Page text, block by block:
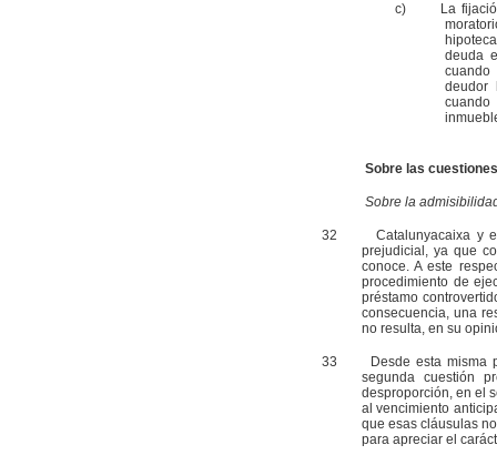
c) La fijación de
deuda
cuando
deudor
cuando
Sobre las
Sobre la
32 Catalunyacaixa y el
prejudicial, ya que
conoce. A este
procedimiento de
préstamo
consecuencia, una
no resulta, en su
33 Desde esta misma
segunda cuestión
desproporción, en el
al vencimiento
que esas cláusulas
para apreciar el